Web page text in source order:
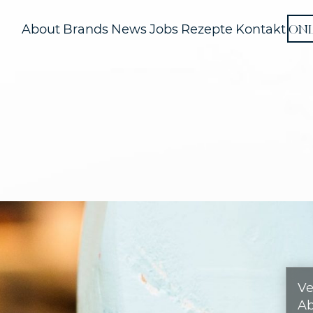
About Brands News Jobs Rezepte Kontakt